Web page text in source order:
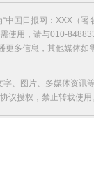
中国日报网：XXX（
使用，请与010-
更多信息，其他媒体
、图片、多媒体资
议授权，禁止转载使